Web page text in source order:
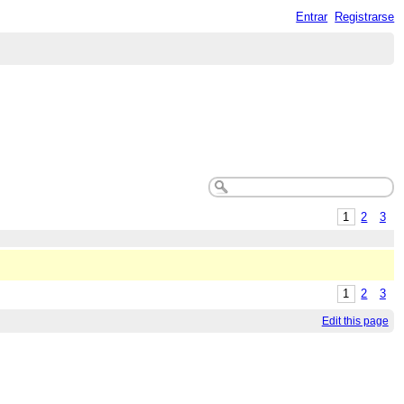
Entrar Registrarse
1 2 3
1 2 3
Edit this page